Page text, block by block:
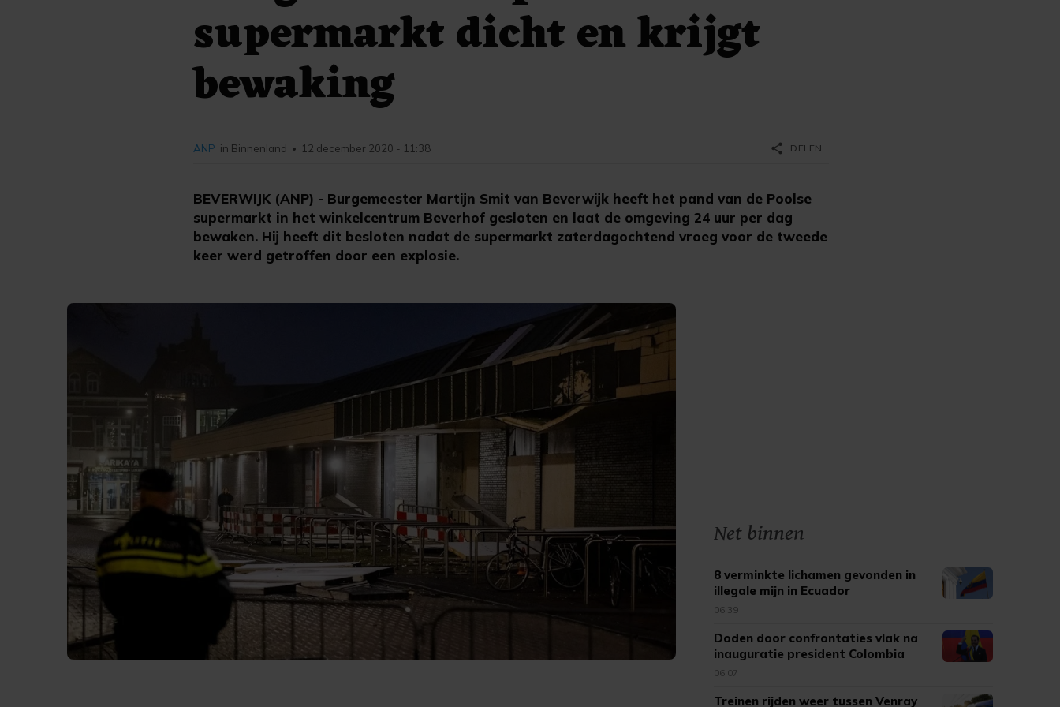
supermarkt dicht en krijgt
bewaking
BEVERWIJK (ANP) - Burgemeester Martijn Smit van Beverwijk heeft het pand van de Poolse
supermarkt in het winkelcentrum Beverhof gesloten en laat de omgeving 24 uur per dag
bewaken. Hij heeft dit besloten nadat de supermarkt zaterdagochtend vroeg voor de tweede
keer werd getroffen door een explosie.
ANP in Binnenland • 12 december 2020 - 11:38 share DELEN
Net binnen
8 verminkte lichamen gevonden in
illegale mijn in Ecuador
06:39
Doden door confrontaties vlak na
inauguratie president Colombia
06:07
Treinen rijden weer tussen Venray